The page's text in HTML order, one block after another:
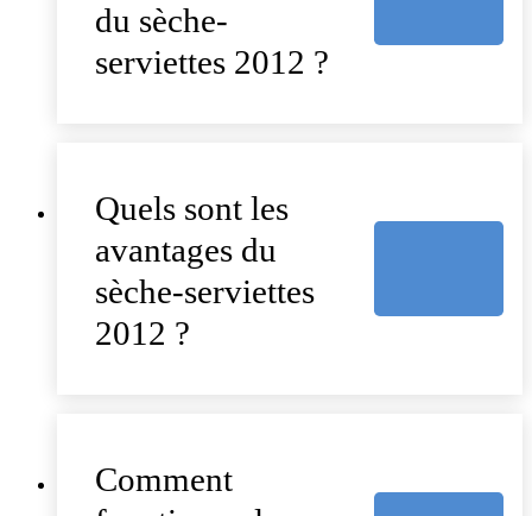
du sèche-
serviettes 2012 ?
Quels sont les
avantages du
sèche-serviettes
2012 ?
Comment